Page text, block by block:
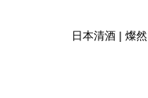
日本清酒 | 燦